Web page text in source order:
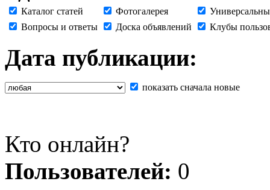
Каталог статей Фотогалерея
Вопросы и ответы
Доска объявлений Клубы
Дата публикации:
показать сначала новые
Кто онлайн?
Пользователей: 0